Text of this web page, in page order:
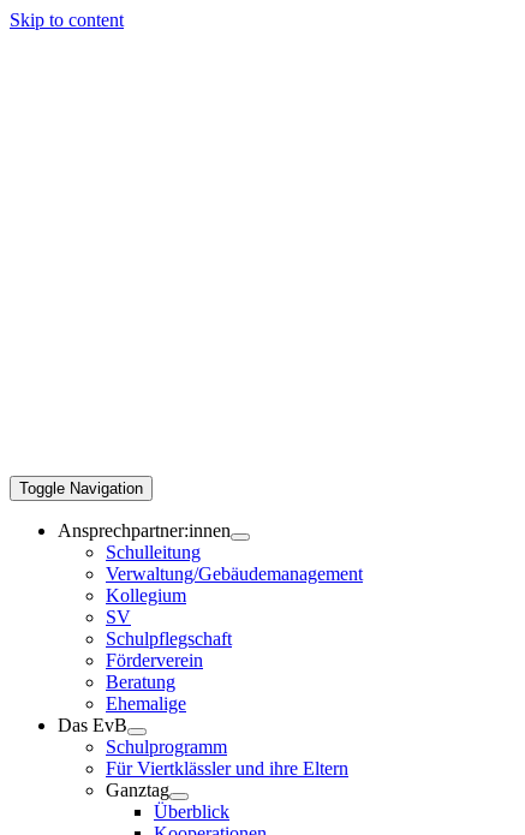
Skip to content
Toggle Navigation
Ansprechpartner:innen
Schulleitung
Verwaltung/Gebäudemanagement
Kollegium
SV
Schulpflegschaft
Förderverein
Beratung
Ehemalige
Das EvB
Schulprogramm
Für Viertklässler und ihre Eltern
Ganztag
Überblick